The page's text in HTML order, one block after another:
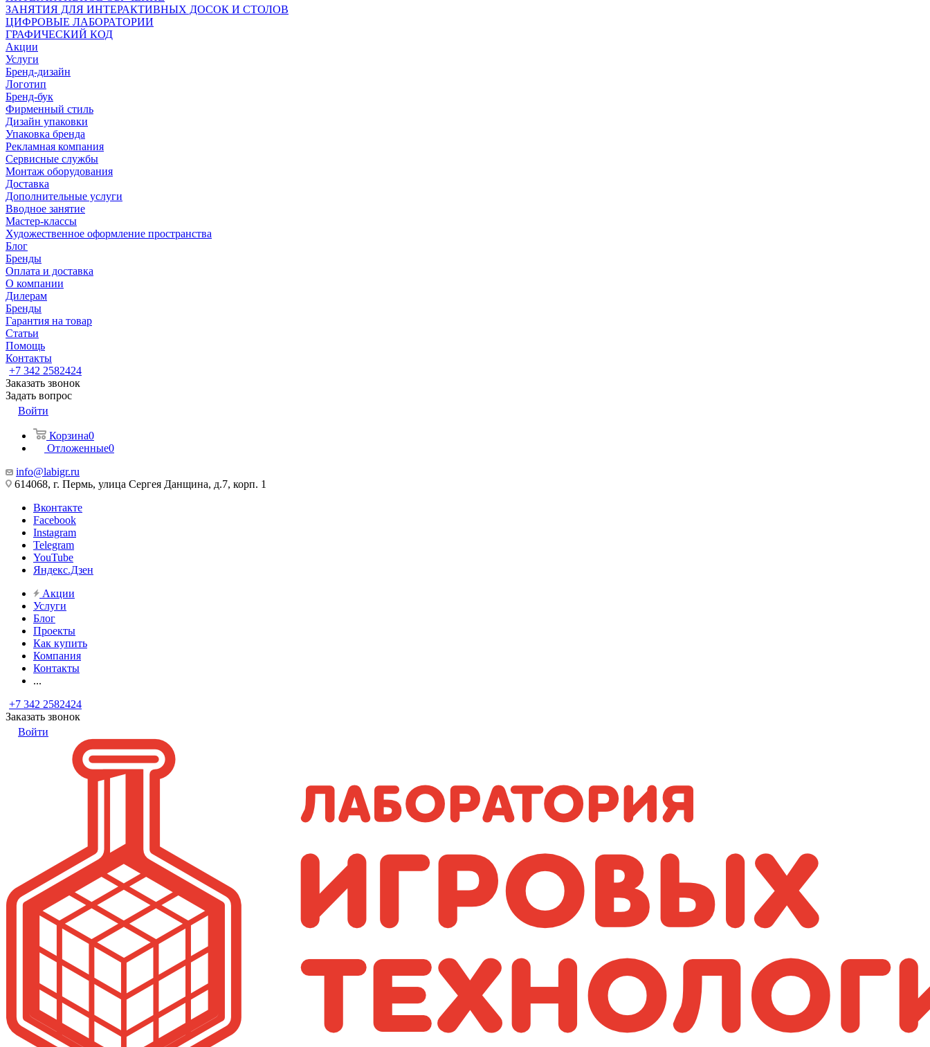
ЗАНЯТИЯ ДЛЯ ИНТЕРАКТИВНЫХ ДОСОК И СТОЛОВ
ЦИФРОВЫЕ ЛАБОРАТОРИИ
ГРАФИЧЕСКИЙ КОД
Акции
Услуги
Бренд-дизайн
Логотип
Бренд-бук
Фирменный стиль
Дизайн упаковки
Упаковка бренда
Рекламная компания
Сервисные службы
Монтаж оборудования
Доставка
Дополнительные услуги
Вводное занятие
Мастер-классы
Художественное оформление пространства
Блог
Бренды
Оплата и доставка
О компании
Дилерам
Бренды
Гарантия на товар
Статьи
Помощь
Контакты
+7 342 2582424
Заказать звонок
Задать вопрос
Войти
Корзина0
Отложенные0
info@labigr.ru
614068, г. Пермь, улица Сергея Данщина, д.7, корп. 1
Вконтакте
Facebook
Instagram
Telegram
YouTube
Яндекс.Дзен
Акции
Услуги
Блог
Проекты
Как купить
Компания
Контакты
...
+7 342 2582424
Заказать звонок
Войти